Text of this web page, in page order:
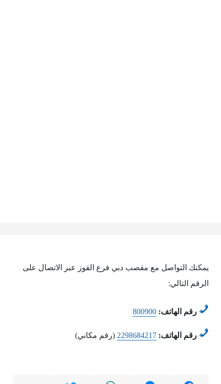
يمكنك التواصل مع مقصب دبي فرع القوز عبر الاتصال على
الرقم التالي:
رقم الهاتف: 800900
رقم الهاتف: 2298684217 (رقم مكاني)